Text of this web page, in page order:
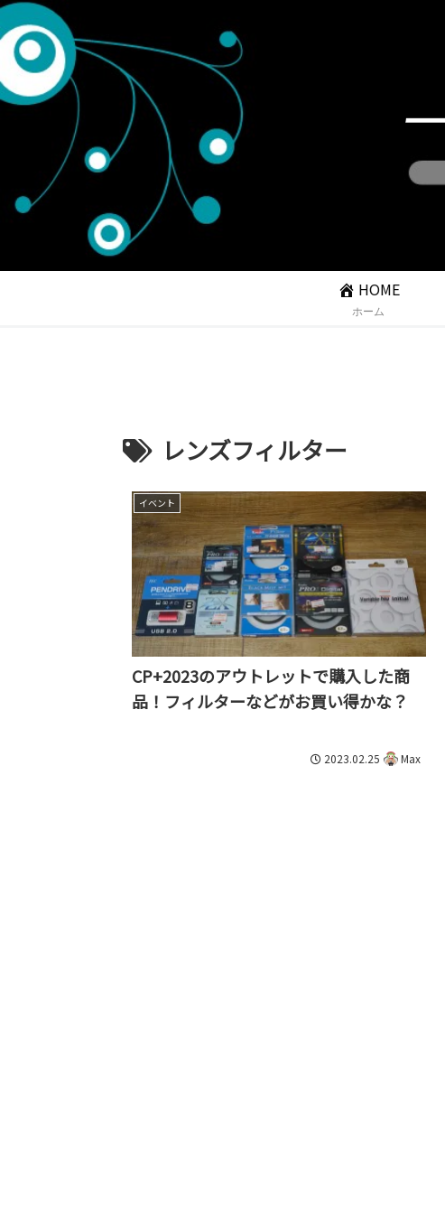
HOME
ホーム
レンズフィルター
イベント
CP+2023のアウトレットで購入した商
品！フィルターなどがお買い得かな？
2023.02.25 Max